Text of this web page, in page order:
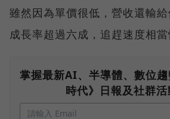
雖然因為單價很低，營收還輸
成長率超過六成，追趕速度相當
掌握最新AI、半導體、數位
時代》日報及社群活